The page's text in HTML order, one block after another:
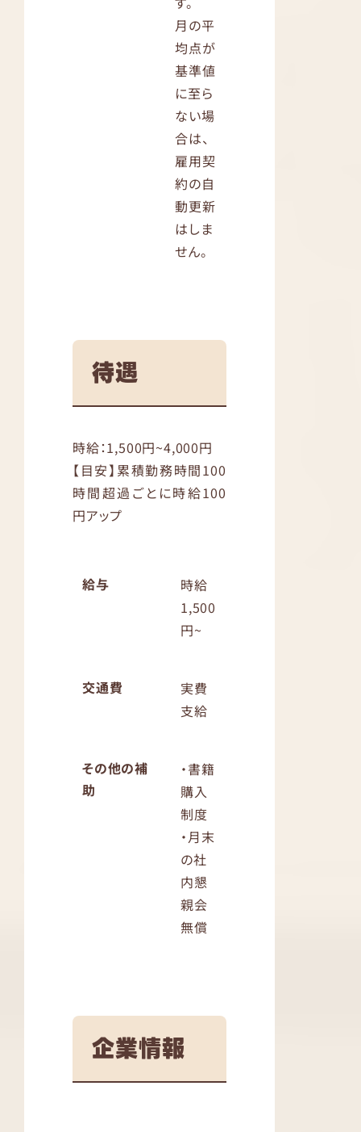
月の平
均点が
基準値
に至ら
ない場
合は、
雇用契
約の自
動更新
はしま
せん。
待遇
時給：1,500円~4,000円
【目安】累積勤務時間100
時間超過ごとに時給100
円アップ
給与
時給
1,500
円~
交通費
実費
支給
その他の補
助
・書籍
購入
制度
・月末
の社
内懇
親会
無償
企業情報